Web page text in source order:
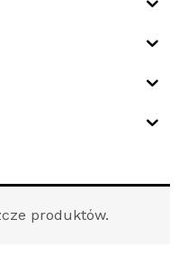
produktów.